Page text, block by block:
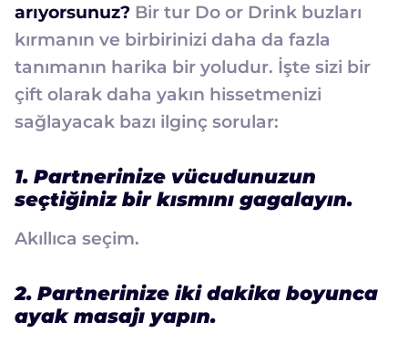
arıyorsunuz? Bir tur Do or Drink buzları
kırmanın ve birbirinizi daha da fazla
tanımanın harika bir yoludur. İşte sizi bir
çift olarak daha yakın hissetmenizi
sağlayacak bazı ilginç sorular:
1. Partnerinize vücudunuzun
seçtiğiniz bir kısmını gagalayın.
Akıllıca seçim.
2. Partnerinize iki dakika boyunca
ayak masajı yapın.